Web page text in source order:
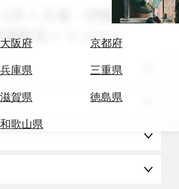
大阪府
京都府
兵庫県
三重県
滋賀県
徳島県
和歌山県
4月 × 入場・拝観券 × ツ
遊観光 × リゾート